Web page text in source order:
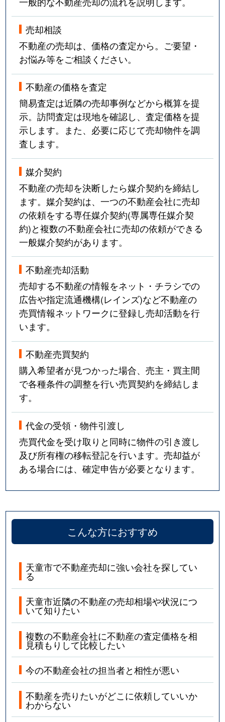
売却相談
不動産の売却は、価格の査定から。ご要望・
お悩み等をご相談ください。
不動産の価格を査定
簡易査定は近隣の売却事例などから概算を提
示。訪問査定は現地を確認し、査定価格を提
示します。また、必要に応じて売却物件を調
査します。
媒介契約
不動産の売却を決断したら媒介契約を締結し
ます。媒介契約は、一つの不動産会社に売却
の依頼をする専任媒介契約(専属専任媒介契
約)と複数の不動産会社に売却の依頼ができる
一般媒介契約があります。
不動産売却活動
売却する不動産の情報をネット・チラシでの
広告や指定流通機構(レインズ)など不動産の
売買情報ネットワークに登録し売却活動を行
います。
不動産売買契約
購入希望者が見つかった場合、売主・買主間
で各種条件の調整を行い売買契約を締結しま
す。
代金の受領・物件引渡し
売買代金を受け取りと同時に物件の引き渡し
及び所有権の移転登記を行います。売却益が
ある場合には、確定申告が必要となります。
こんな方におすすめ
天童市で不動産売却に強い会社を探してい
る
天童市近隣の不動産の売却相場や状況につ
いて知りたい
複数の不動産会社に不動産の査定価格を相
見積もりして比較したい
今の不動産会社の担当者と相性が悪い
不動産を売りたいがどこに依頼していいか
わからない